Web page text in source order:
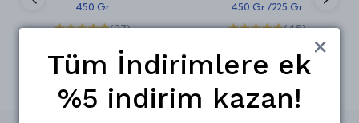
450 Gr
(27)
₺ 749.00 ₺ 524.00
450 Gr /225 Gr
(45)
₺ 799.00 ₺ 599.00
Tüm İndirimlere ek
%5 indirim kazan!